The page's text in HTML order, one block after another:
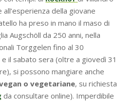
della giovane
ha preso in mano il maso di
Augschöll da 250 anni, nella
Torggelen fino al 30
il sabato sera (oltre a giovedì 31
si possono mangiare anche
o vegetariane, su richiesta
da consultare online). Imperdibile